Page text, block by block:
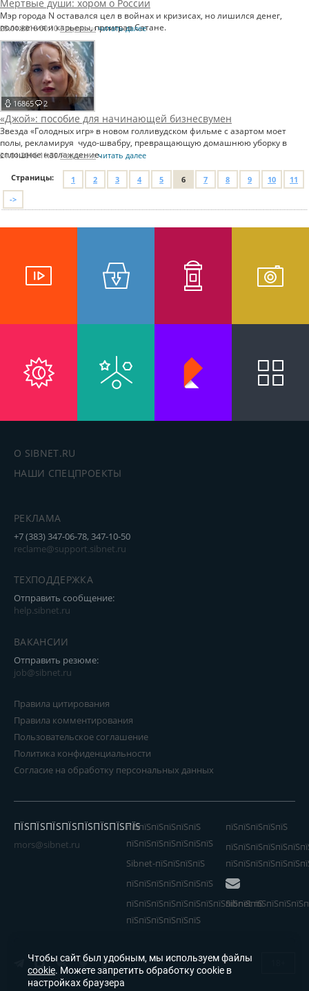
Мертвые души: хором о России
Мэр города N оставался цел в войнах и кризисах, но лишился денег,
положения и карьеры, проиграв Сатане.
25.01.2016 00:10Рецензии читать далее
16865 2
«Джой»: пособие для начинающей бизнесвумен
Звезда «Голодных игр» в новом голливудском фильме с азартом моет
полы, рекламируя чудо-швабру, превращающую домашнюю уборку в
сплошное наслаждение.
21.01.2016 11:39Рецензии читать далее
Страницы: 1 2 3 4 5 6 7 8 9 10
11
->
О SIBNET.RU
НАШИ СПЕЦПРОЕКТЫ
РЕКЛАМА
+7 (383) 347-06-78, 347-10-50
reclame@support.sibnet.ru
ТЕХПОДДЕРЖКА
Отправить сообщение:
help.sibnet.ru
ВАКАНСИИ
Отправить резюме:
job@sibnet.ru
Правила цитирования
Правила комментирования
Пользовательское соглашение
Политика конфиденциальности
Согласие на обработку персональных данных
ПЇЅПЇЅПЇЅПЇЅПЇЅПЇЅПЇЅПЇЅ
mors@sibnet.ru
пїЅпїЅпїЅпїЅпїЅпїЅ
пїЅпїЅпїЅпїЅпїЅпїЅпїЅ
Sibnet-пїЅпїЅпїЅпїЅ
пїЅпїЅпїЅпїЅпїЅ
пїЅпїЅпїЅпїЅпїЅпїЅпїЅ
пїЅпїЅпїЅпїЅпїЅпїЅпїЅпїЅпїЅпїЅпїЅ
пїЅпїЅпїЅпїЅпїЅпїЅ
Sibnet
Чтобы сайт был удобным, мы используем файлы
cookie. Можете запретить обработку cookie в
настройках браузера